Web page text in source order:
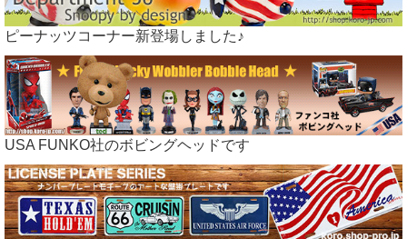
ピーナッツコーナー新登場しました♪
USA FUNKO社のボビングヘッドです